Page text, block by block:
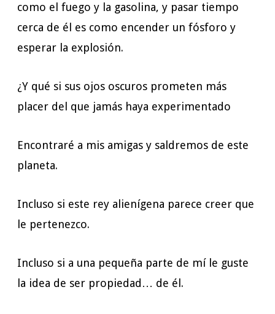
como el fuego y la gasolina, y pasar tiempo
cerca de él es como encender un fósforo y
esperar la explosión.
¿Y qué si sus ojos oscuros prometen más
placer del que jamás haya experimentado
Encontraré a mis amigas y saldremos de este
planeta.
Incluso si este rey alienígena parece creer que
le pertenezco.
Incluso si a una pequeña parte de mí le guste
la idea de ser propiedad… de él.